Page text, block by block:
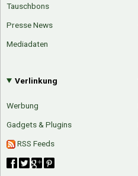
Tauschbons
Presse News
Mediadaten
Verlinkung
Werbung
Gadgets & Plugins
RSS Feeds